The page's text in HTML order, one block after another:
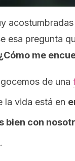
esa pregunta
me
de una
la vida está en
bien con